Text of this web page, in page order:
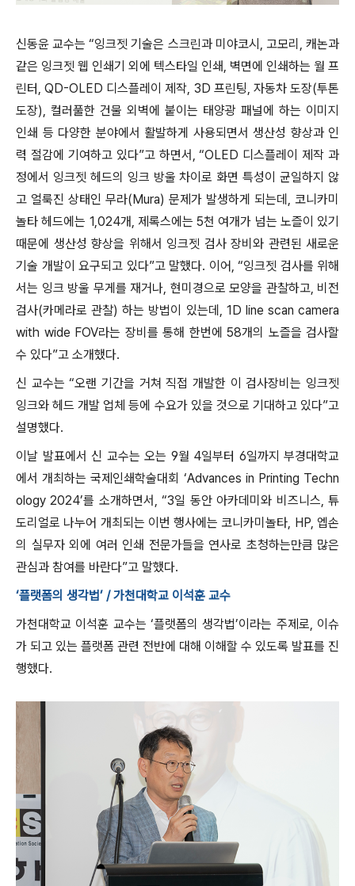
신동윤 교수는 “잉크젯 기술은 스크린과 미야코시, 고모리, 캐논과
같은 잉크젯 웹 인쇄기 외에 텍스타일 인쇄, 벽면에 인쇄하는 월 프
린터, QD-OLED 디스플레이 제작, 3D 프린팅, 자동차 도장(투톤
도장), 컬러풀한 건물 외벽에 붙이는 태양광 패널에 하는 이미지
인쇄 등 다양한 분야에서 활발하게 사용되면서 생산성 향상과 인
력 절감에 기여하고 있다”고 하면서, “OLED 디스플레이 제작 과
정에서 잉크젯 헤드의 잉크 방울 차이로 화면 특성이 균일하지 않
고 얼룩진 상태인 무라(Mura) 문제가 발생하게 되는데, 코니카미
놀타 헤드에는 1,024개, 제록스에는 5천 여개가 넘는 노즐이 있기
때문에 생산성 향상을 위해서 잉크젯 검사 장비와 관련된 새로운
기술 개발이 요구되고 있다”고 말했다. 이어, “잉크젯 검사를 위해
서는 잉크 방울 무게를 재거나, 현미경으로 모양을 관찰하고, 비전
검사(카메라로 관찰) 하는 방법이 있는데, 1D line scan camera
with wide FOV라는 장비를 통해 한번에 58개의 노즐을 검사할
수 있다”고 소개했다.
신 교수는 “오랜 기간을 거쳐 직접 개발한 이 검사장비는 잉크젯
잉크와 헤드 개발 업체 등에 수요가 있을 것으로 기대하고 있다”고
설명했다.
이날 발표에서 신 교수는 오는 9월 4일부터 6일까지 부경대학교
에서 개최하는 국제인쇄학술대회 ‘Advances in Printing Techn
ology 2024’를 소개하면서, “3일 동안 아카데미와 비즈니스, 튜
도리얼로 나누어 개최되는 이번 행사에는 코니카미놀타, HP, 엡손
의 실무자 외에 여러 인쇄 전문가들을 연사로 초청하는만큼 많은
관심과 참여를 바란다”고 말했다.
‘플랫폼의 생각법’ / 가천대학교 이석훈 교수
가천대학교 이석훈 교수는 ‘플랫폼의 생각법’이라는 주제로, 이슈
가 되고 있는 플랫폼 관련 전반에 대해 이해할 수 있도록 발표를 진
행했다.